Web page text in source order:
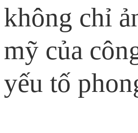
không chỉ
mỹ của
yếu tố